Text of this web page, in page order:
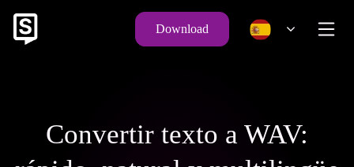
Download
Convertir texto a WAV: